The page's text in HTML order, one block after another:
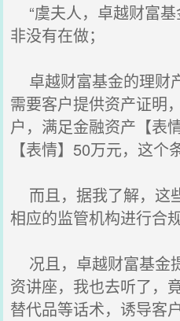
“虞夫人，卓越财富
非没有在做；
卓越财富基金的理财
需要客户提供资产证明
户，满足金融资产【表
【表情】50万元，这个
而且，据我了解，这
相应的监管机构进行合
况且，卓越财富基金
资讲座，我也去听了，
替代品等话术，诱导客